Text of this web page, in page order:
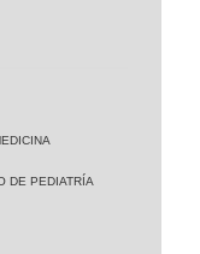
DE PEDIATRÍA